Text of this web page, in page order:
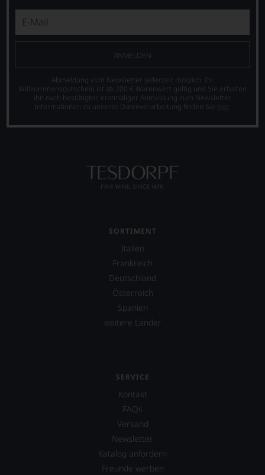
ANMELDEN
Abmeldung vom Newsletter jederzeit möglich. Ihr
Willkommensgutschein ist ab 200 € Warenwert gültig und Sie erhalten
ihn nach bestätigter, erstmaliger Anmeldung zum Newsletter.
Informationen zu unserer Datenverarbeitung finden Sie hier.
SORTIMENT
Italien
Frankreich
Deutschland
Österreich
Spanien
weitere Länder
SERVICE
Kontakt
FAQs
Versand
Newsletter
Katalog anfordern
Freunde werben